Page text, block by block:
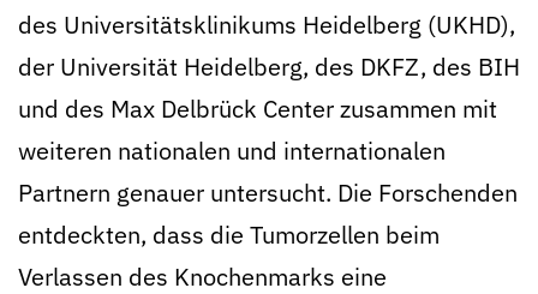
des Universitätsklinikums Heidelberg (UKHD),
der Universität Heidelberg, des DKFZ, des BIH
und des Max Delbrück Center zusammen mit
weiteren nationalen und internationalen
Partnern genauer untersucht. Die Forschenden
entdeckten, dass die Tumorzellen beim
Verlassen des Knochenmarks eine